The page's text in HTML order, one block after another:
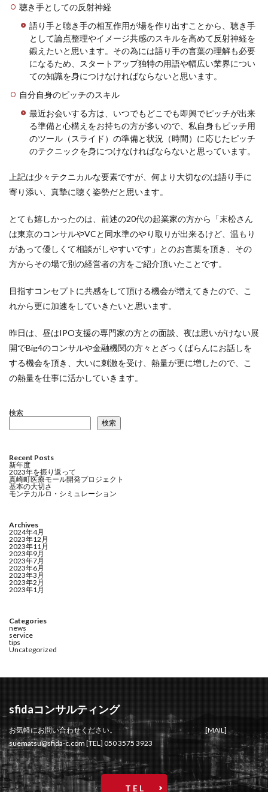
聴き手としての反射神経
語り手と聴き手の相互作用が場を作り出すことから、聴き手
として論点整理やイメージ共感のスキルを高めて反射神経を
鍛えたいと思います。その為には語り手の言葉の理解も必要
になるため、スタートアップ独特の用語や幅広い業界につい
ての知識を身につけなければならないと思います。
自分自身のピッチのスキル
最近お会いする方は、いつでもどこでも即興でピッチが出来
る準備と心構えをお持ちの方が多いので、私自身もピッチ用
のツール（スライド）の準備と状況（時間）に応じたピッチ
のテクニックを身につけなければならないと思っています。
上記は少々テクニカルな要素ですが、何より大切なのは語り手に
寄り添い、真摯に聴く姿勢だと思います。
とても嬉しかったのは、前述の20代の起業家の方から「末松さん
は東京のコンサルやVCと同水準のやり取りが出来るけど、温もり
があって優しくて相談がしやすいです」とのお言葉を頂き、その
方からその場で別の経営者の方をご紹介頂いたことです。
目指すコンセプトに共感をして頂ける機会が増えてきたので、こ
れから更に加速をしていきたいと思います。
昨日は、昼はIPO支援の専門家の方との面談、夜は思いがけない展
開でBig4のコンサルや金融機関の方々とざっくばらんにお話しを
する機会を頂き、大いに刺激を受け、熱量が更に増したので、こ
の熱量を仕事に活かしていきます。
検索
検索
Recent Posts
新年度
2023年を振り返って
真崎町医療モール開発プロジェクト
基本の大切さ
モンテカルロ・シミュレーション
Archives
2024年4月
2023年12月
2023年11月
2023年9月
2023年7月
2023年6月
2023年3月
2023年2月
2023年1月
Categories
news
service
tips
Uncategorized
sfidaコンサルティング
お気軽にお問い合わせください。 [MAIL]
suematsu@sfida-c.com [TEL] 050 3575 3923
T E L